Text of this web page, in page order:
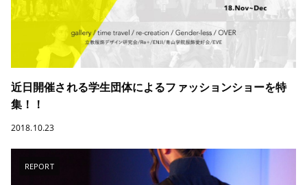
近日開催される学生団体によるファッションショーを特
集！！
2018.10.23
REPORT